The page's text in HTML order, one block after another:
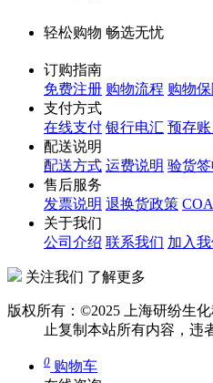
轻松购物 畅选无忧
订购指南
免费注册 购物流程 购物
支付方式
在线支付 银行电汇 预存
配送说明
配送方式 运费说明 验货
售后服务
发票说明 退换货政策
关于我们
公司介绍 联系我们 加入
关注我们 了解更多
版权所有：©2025 上海研纷生
止复制本站所有内容，违
0 购物车